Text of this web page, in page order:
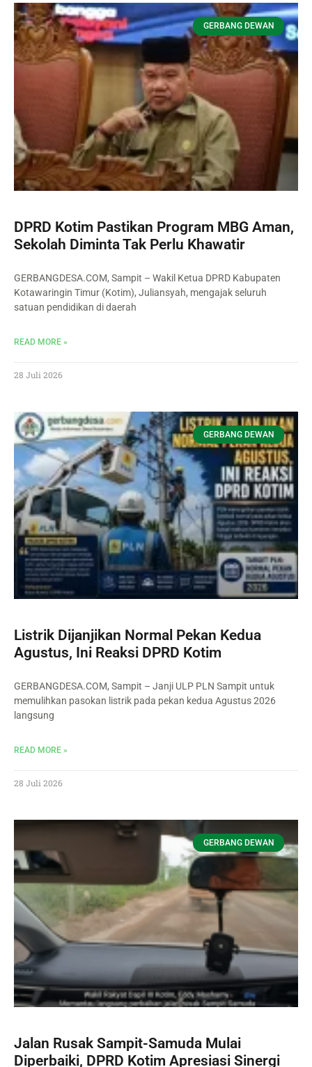
GERBANG DEWAN
DPRD Kotim Pastikan Program MBG Aman,
Sekolah Diminta Tak Perlu Khawatir
GERBANGDESA.COM, Sampit – Wakil Ketua DPRD Kabupaten
Kotawaringin Timur (Kotim), Juliansyah, mengajak seluruh
satuan pendidikan di daerah
READ MORE »
28 Juli 2026
GERBANG DEWAN
Listrik Dijanjikan Normal Pekan Kedua
Agustus, Ini Reaksi DPRD Kotim
GERBANGDESA.COM, Sampit – Janji ULP PLN Sampit untuk
memulihkan pasokan listrik pada pekan kedua Agustus 2026
langsung
READ MORE »
28 Juli 2026
GERBANG DEWAN
Jalan Rusak Sampit-Samuda Mulai
Diperbaiki, DPRD Kotim Apresiasi Sinergi